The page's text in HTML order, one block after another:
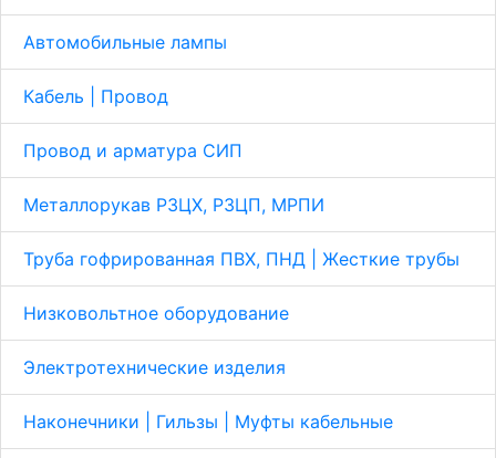
Автомобильные лампы
Кабель | Провод
Провод и арматура СИП
Металлорукав Р3ЦХ, Р3ЦП, МРПИ
Труба гофрированная ПВХ, ПНД | Жесткие трубы
Низковольтное оборудование
Электротехнические изделия
Наконечники | Гильзы | Муфты кабельные